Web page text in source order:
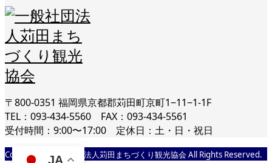
〒800-0351 福岡県京都郡苅田町京町1−11−1-1F
TEL：093-434-5560 FAX：093-434-5561
受付時間：9:00〜17:00 定休日：土・日・祝日
Copyright © 一般社団法人苅田まちづくり観光協会 All Rights Reserved.
JA